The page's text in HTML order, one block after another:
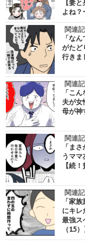
【妻
よね？
関連
「な
がたど
行きま
関連
「こ
夫が女
母が神
関連
「ま
うマ
【続
関連
「家
にキレ
最強ス
（15